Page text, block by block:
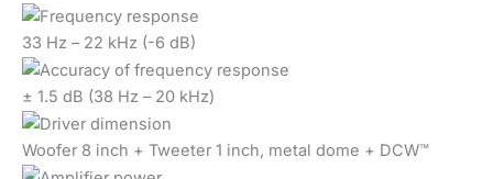
33 Hz – 22 kHz (-6 dB)
± 1.5 dB (38 Hz – 20 kHz)
Woofer 8 inch + Tweeter 1 inch, metal dome + DCW™